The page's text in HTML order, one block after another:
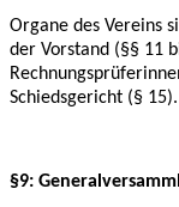
Organe des Vereins
der Vorstand (§§ 11
Schiedsgericht (§ 15).
§9: